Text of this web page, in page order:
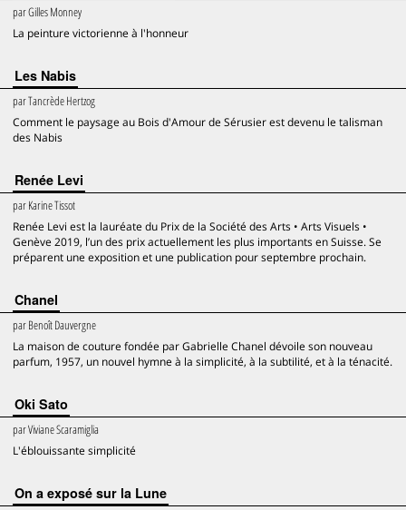
parGilles Monney
La peinture victorienne à l'honneur
Les Nabis
parTancrède Hertzog
Comment le paysage au Bois d'Amour de Sérusier est devenu le talisman
des Nabis
Renée Levi
parKarine Tissot
Renée Levi est la lauréate du Prix de la Société des Arts • Arts Visuels •
Genève 2019, l’un des prix actuellement les plus importants en Suisse. Se
préparent une exposition et une publication pour septembre prochain.
Chanel
parBenoît Dauvergne
La maison de couture fondée par Gabrielle Chanel dévoile son nouveau
parfum, 1957, un nouvel hymne à la simplicité, à la subtilité, et à la ténacité.
Oki Sato
parViviane Scaramiglia
L'éblouissante simplicité
On a exposé sur la Lune